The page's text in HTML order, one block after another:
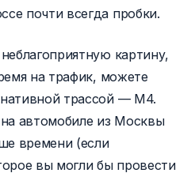
почти всегда пробки.
картину,
на трафик, можете
трассой — М4.
автомобиле из Москвы
времени (если
вы могли бы провести